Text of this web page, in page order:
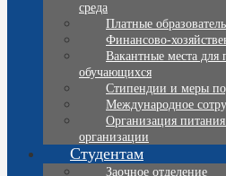
среда
Платные
Финансово-
Вакантные места для
обучающихся
Стипендии и меры
Международное
Организация
организации
Студентам
Заочное отделение